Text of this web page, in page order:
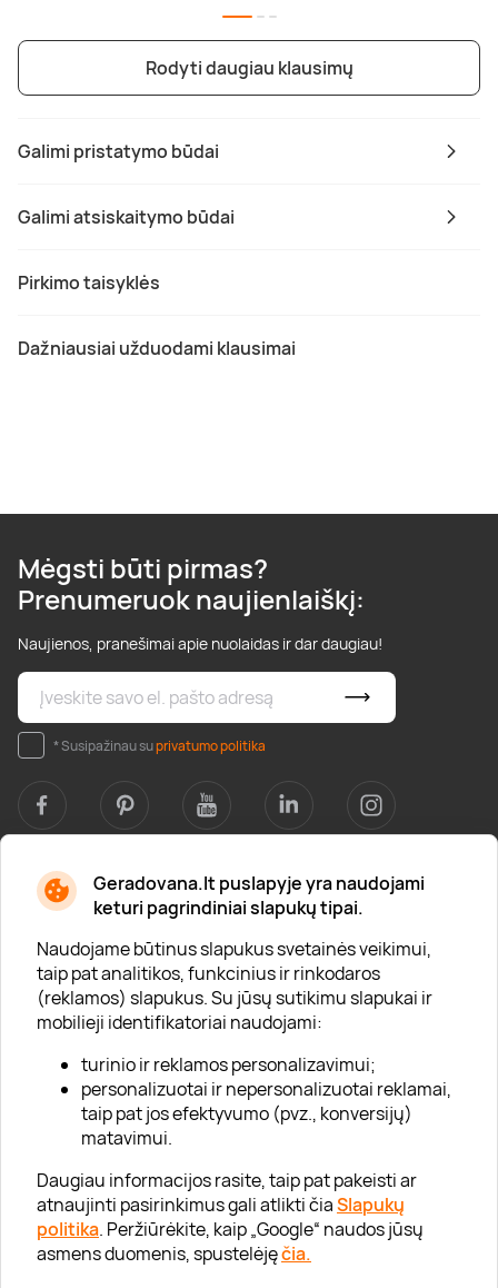
Geradovana.lt puslapyje yra naudojami
keturi pagrindiniai slapukų tipai.
Naudojame būtinus slapukus svetainės veikimui,
taip pat analitikos, funkcinius ir rinkodaros
(reklamos) slapukus. Su jūsų sutikimu slapukai ir
mobilieji identifikatoriai naudojami:
turinio ir reklamos personalizavimui;
personalizuotai ir nepersonalizuotai reklamai,
taip pat jos efektyvumo (pvz., konversijų)
matavimui.
Daugiau informacijos rasite, taip pat pakeisti ar
atnaujinti pasirinkimus gali atlikti čiaSlapukų
politika. Peržiūrėkite, kaip „Google“ naudos jūsų
asmens duomenis, spustelėjęčia.
Galimi pristatymo būdai
Galimi atsiskaitymo būdai
Pirkimo taisyklės
Dažniausiai užduodami klausimai
Rodyti daugiau klausimų
Mėgsti būti pirmas?
Prenumeruok naujienlaiškį:
Naujienos, pranešimai apie nuolaidas ir dar daugiau!
* Susipažinau suprivatumo politika
Apie mus
Apie „Gera Dovana“
Lojalumo klubas
Karjera
Visi partneriai
Kontaktai
Tinklaraštis
Informacija